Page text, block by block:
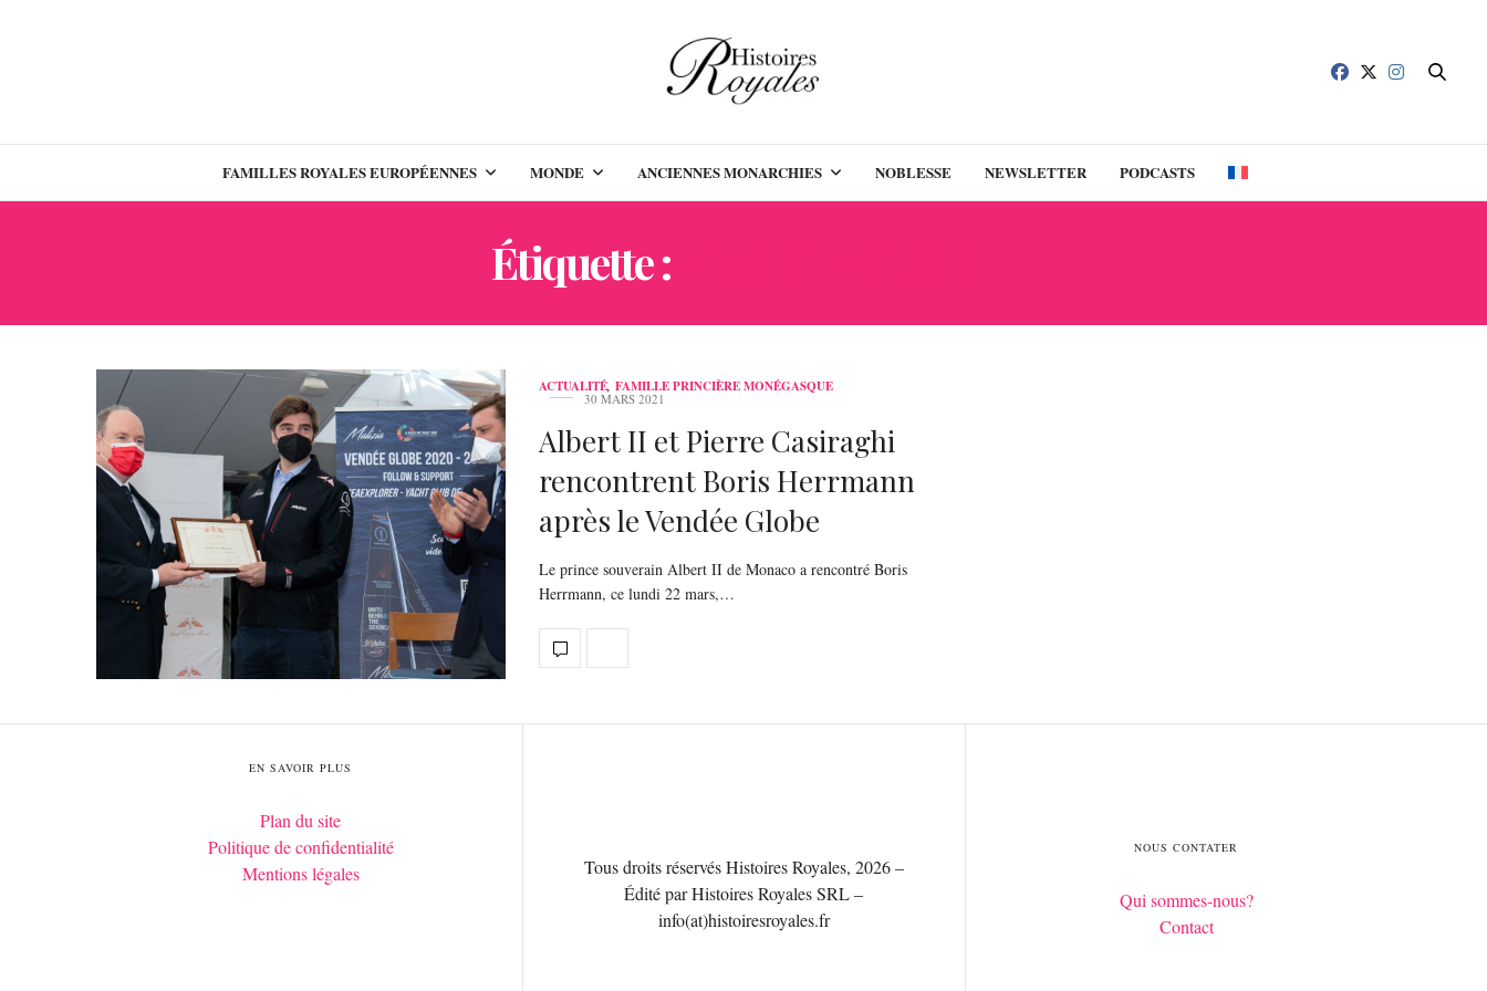
FAMILLES ROYALES EUROPÉENNES MONDE ANCIENNES MONARCHIES NOBLESSE NEWSLETTER PODCASTS
Étiquette :
ACTUALITÉ, FAMILLE PRINCIÈRE MONÉGASQUE
30 MARS 2021
Albert II et Pierre Casiraghi
rencontrent Boris Herrmann
après le Vendée Globe
Le prince souverain Albert II de Monaco a rencontré Boris
Herrmann, ce lundi 22 mars,…
EN SAVOIR PLUS
Plan du site
Politique de confidentialité
Mentions légales
Tous droits réservés Histoires Royales, 2026 –
Édité par Histoires Royales SRL –
info(at)histoiresroyales.fr
NOUS CONTATER
Qui sommes-nous?
Contact